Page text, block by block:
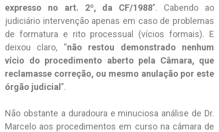
expresso no art. 2º, da CF/1988”. Cabendo ao
judiciário intervenção apenas em caso de problemas
de formatura e rito processual (vícios formais). E
deixou claro, “não restou demonstrado nenhum
vício do procedimento aberto pela Câmara, que
reclamasse correção, ou mesmo anulação por este
órgão judicial”.
Não obstante a duradoura e minuciosa análise de Dr.
Marcelo aos procedimentos em curso na câmara de